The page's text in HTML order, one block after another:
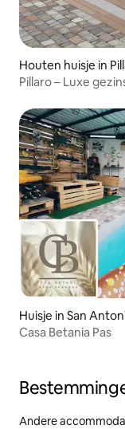
Houten huisje in
Pillaro – Luxe
Huisje in San
Casa Betania Pas
Andere